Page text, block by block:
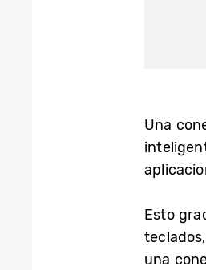
Una
Esto
una